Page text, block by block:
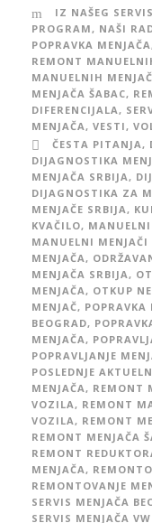
IZ NAŠEG
PROGRAM, NAŠI
POPRAVKA MENJAČA
REMONT
MANUELNIH
MENJAČA ŠABAC,
DIFERENCIJALA,
MENJAČA, VESTI,
ČESTA PITANJA,
DIJAGNOSTIKA
MENJAČA SRBIJA,
DIJAGNOSTIKA ZA
MENJAČE SRBIJA,
KVAČILO,
MANUELNI
MENJAČA,
MENJAČA SRBIJA,
MENJAČA, OTKUP
MENJAČ, POPRAVKA
BEOGRAD,
MENJAČA,
POPRAVLJANJE
POSLEDNJE
MENJAČA, REMONT
VOZILA, REMONT
VOZILA, REMONT
REMONT MENJAČA
REMONT
MENJAČA,
REMONTOVANJE
SERVIS MENJAČA
SERVIS MENJAČA